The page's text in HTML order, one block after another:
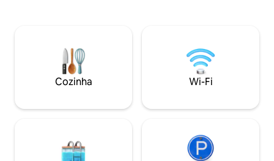
spa (banheira de hidromassagem), duas
camas king size, deck privativo,
churrasqueira, self check-in,
estacionamento gratuito e acesso ao rio
casais, festas de noivas, viajantes
churrasqueira e
Caminhadas,
trenó,
lojas, restaurantes e
deslumbrante do
Cozinha Wi-Fi